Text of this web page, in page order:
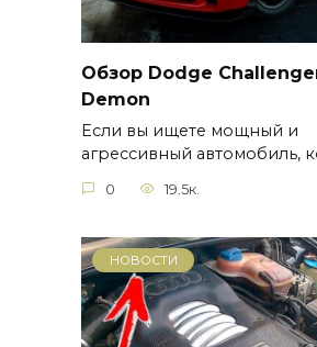
Обзор Dodge
Demon
Если вы ищете мощный и
агрессивный автомобиль,
0 19.5к.
НОВОСТИ